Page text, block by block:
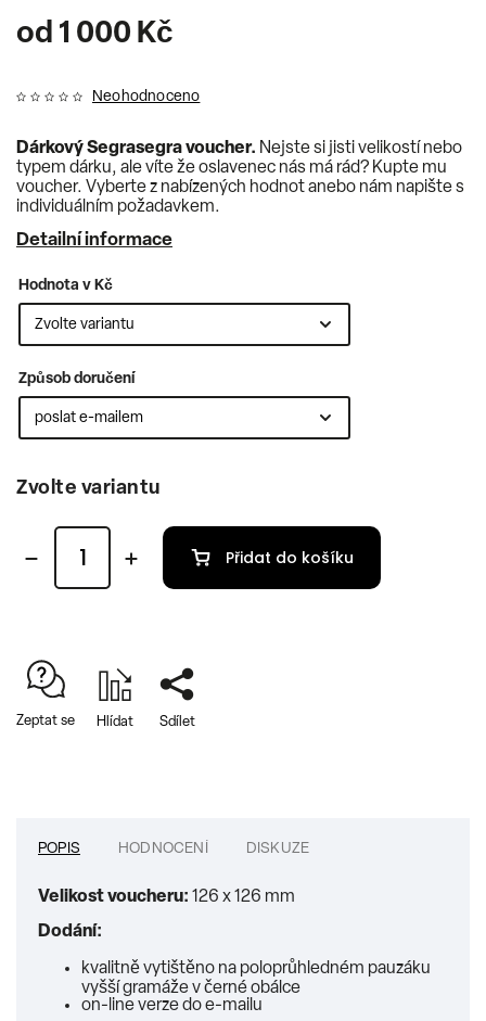
od 1 000 Kč
Neohodnoceno
Dárkový Segrasegra voucher. Nejste si jisti velikostí nebo
typem dárku, ale víte že oslavenec nás má rád? Kupte mu
voucher. Vyberte z nabízených hodnot anebo nám napište s
individuálním požadavkem.
Detailní informace
Hodnota v Kč
Způsob doručení
Zvolte variantu
Přidat do košíku
Zeptat se Hlídat Sdílet
POPIS HODNOCENÍ DISKUZE
Velikost voucheru: 126 x 126 mm
Dodání:
kvalitně vytištěno na poloprůhledném pauzáku
vyšší gramáže v černé obálce
on-line verze do e-mailu